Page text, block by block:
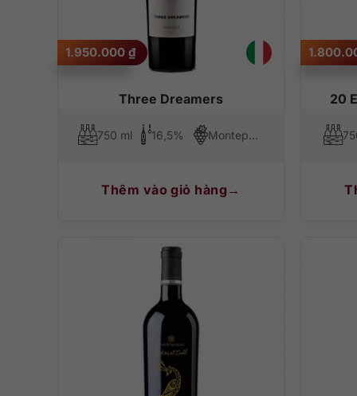
Three Dreamers
1.950.000 ₫
750 ml 16,5% Montepulciano
Thêm vào giỏ hàng
20